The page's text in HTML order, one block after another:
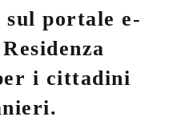
sul portale e-
i cittadini